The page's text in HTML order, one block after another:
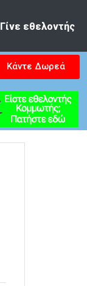
Γίνε εθελοντής
Κάντε Δωρεά